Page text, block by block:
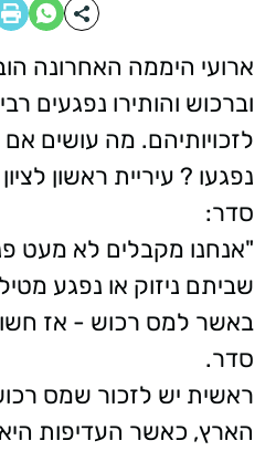
ארועי היממה האחרונה
וברכוש והותירו נפגעים
לזכויותיהם. מה עושים אם
נפגעו ? עיריית ראשון
סדר:
"אנחנו מקבלים לא מעט
שביתם ניזוק או נפגע
באשר למס רכוש - אז
סדר.
ראשית יש לזכור שמס
הארץ, כאשר העדיפות היא